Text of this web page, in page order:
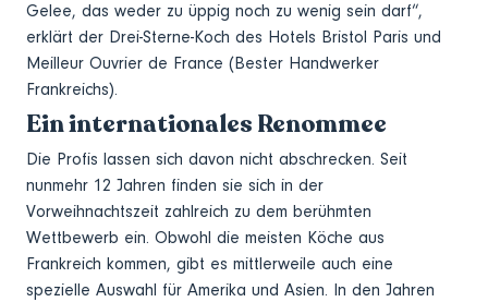
Gelee, das weder zu üppig noch zu wenig sein darf“,
erklärt der Drei-Sterne-Koch des Hotels Bristol Paris und
Meilleur Ouvrier de France (Bester Handwerker
Frankreichs).
Ein internationales Renommee
Die Profis lassen sich davon nicht abschrecken. Seit
nunmehr 12 Jahren finden sie sich in der
Vorweihnachtszeit zahlreich zu dem berühmten
Wettbewerb ein. Obwohl die meisten Köche aus
Frankreich kommen, gibt es mittlerweile auch eine
spezielle Auswahl für Amerika und Asien. In den Jahren